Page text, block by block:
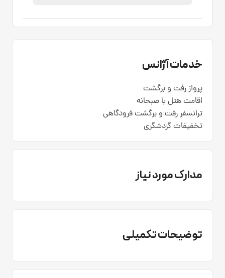
خدمات آژانس
پرواز رفت و برگشت
اقامت هتل با صبحانه
ترانسفر رفت و برگشت فرودگاهی
تخفیفات گردشگری
مدارک مورد نیاز
توضیحات تکمیلی